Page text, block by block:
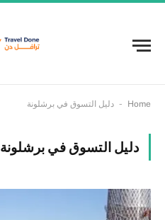
Home
- دليل التسوق في برشلونة
دليل التسوق في برشلونة